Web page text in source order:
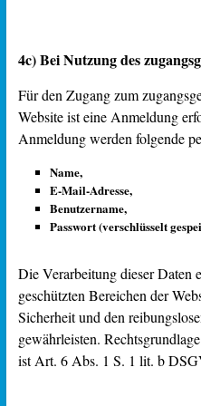
4c) Bei Nutzung des
Für den Zugang zum
Website ist eine Anmeldung
Anmeldung werden folgende
Name,
E-Mail-Adresse,
Benutzername,
Passwort (verschlüsselt
Die Verarbeitung dieser Daten
geschützten Bereichen der
Sicherheit und den
gewährleisten.
ist Art. 6 Abs. 1 S. 1 lit. b